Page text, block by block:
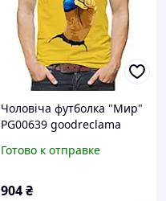
Чоловіча футболка "Мир"
PG00639 goodreclama
Готово к отправке
904₴